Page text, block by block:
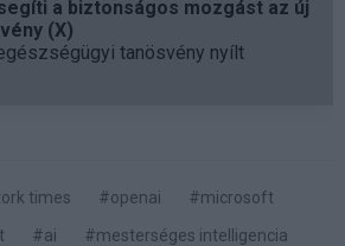
a biztonságos mozgást az új
(X)
tanösvény nyílt
times #openai
#microsoft
#ai
#mesterséges intelligencia